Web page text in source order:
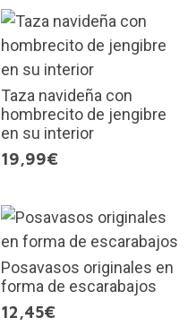
Taza navideña con
hombrecito de jengibre
en su interior
19,99€
Posavasos originales en
forma de escarabajos
12,45€